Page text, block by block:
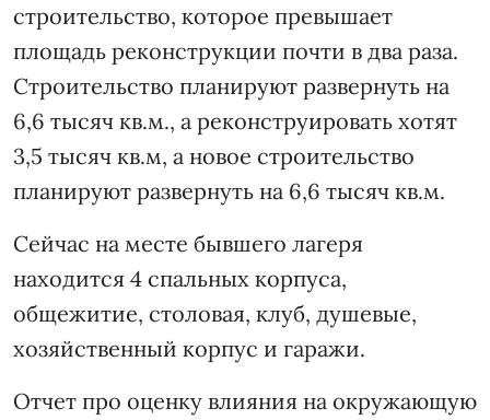
строительство, которое превышает
площадь реконструкции почти в два раза.
Строительство планируют развернуть на
6,6 тысяч кв.м., а реконструировать хотят
3,5 тысяч кв.м, а новое строительство
планируют развернуть на 6,6 тысяч кв.м.
Сейчас на месте бывшего лагеря
находится 4 спальных корпуса,
общежитие, столовая, клуб, душевые,
хозяйственный корпус и гаражи.
Отчет про оценку влияния на окружающую